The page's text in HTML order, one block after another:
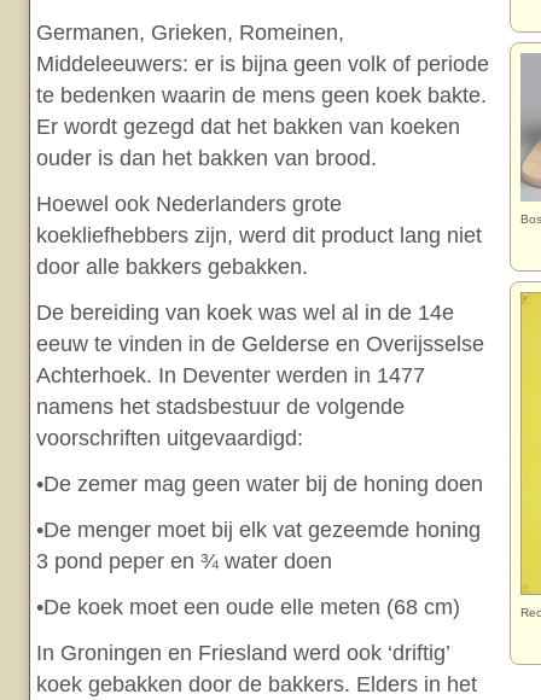
Germanen, Grieken, Romeinen,
Middeleeuwers: er is bijna geen volk of periode
te bedenken waarin de mens geen koek bakte.
Er wordt gezegd dat het bakken van koeken
ouder is dan het bakken van brood.
Hoewel ook Nederlanders grote
koekliefhebbers zijn, werd dit product lang niet
door alle bakkers gebakken.
De bereiding van koek was wel al in de 14e
eeuw te vinden in de Gelderse en Overijsselse
Achterhoek. In Deventer werden in 1477
namens het stadsbestuur de volgende
voorschriften uitgevaardigd:
•De zemer mag geen water bij de honing doen
•De menger moet bij elk vat gezeemde honing
3 pond peper en ¾ water doen
•De koek moet een oude elle meten (68 cm)
In Groningen en Friesland werd ook ‘driftig’
koek gebakken door de bakkers. Elders in het